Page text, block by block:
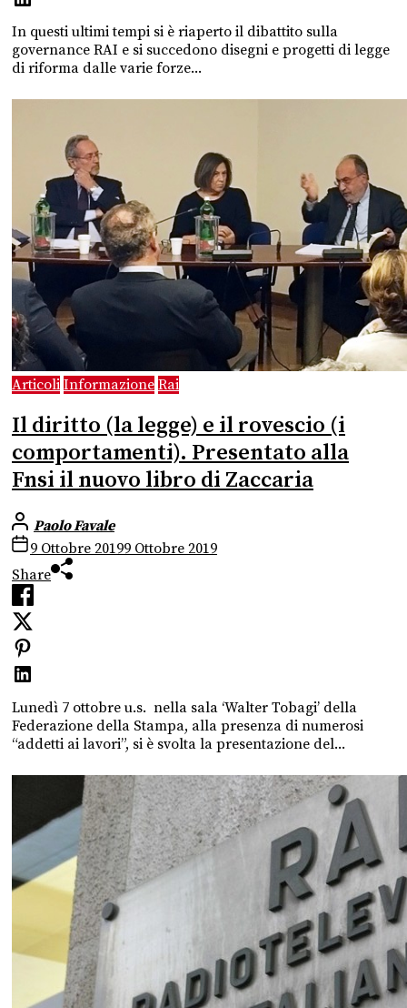
In questi ultimi tempi si è riaperto il dibattito sulla
governance RAI e si succedono disegni e progetti di legge
di riforma dalle varie forze...
Articoli Informazione Rai
Il diritto (la legge) e il rovescio (i
comportamenti). Presentato alla
Fnsi il nuovo libro di Zaccaria
Paolo Favale
9 Ottobre 20199 Ottobre 2019
Share
Lunedì 7 ottobre u.s. nella sala ‘Walter Tobagi’ della
Federazione della Stampa, alla presenza di numerosi
“addetti ai lavori”, si è svolta la presentazione del...